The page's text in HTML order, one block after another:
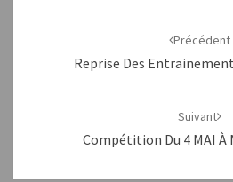
Précédent
Reprise Des
Suivant
Compétition Du 4 MAI À